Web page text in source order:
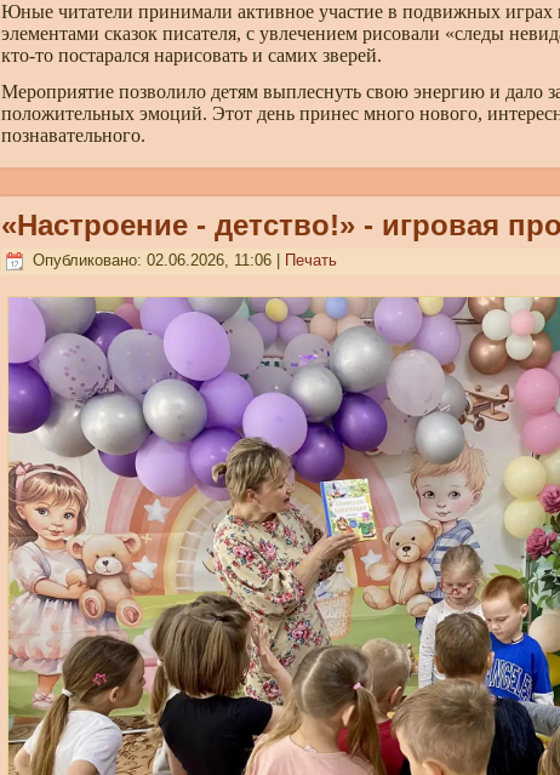
Юные читатели принимали активное участие в подвижных играх
элементами сказок писателя, с увлечением рисовали «следы
кто-то постарался нарисовать и самих зверей.
Мероприятие позволило детям выплеснуть свою энергию и дало
положительных эмоций. Этот день принес много нового,
познавательного.
«Настроение - детство!» - игровая
Опубликовано: 02.06.2026, 11:06 Печать